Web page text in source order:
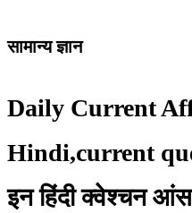
सामान्य ज्ञान
Daily Current
Hindi,current
इन हिंदी क्वेश्चन